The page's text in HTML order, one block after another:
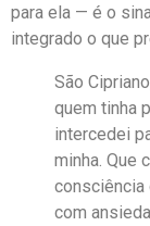
para ela — é o
integrado o que
São
quem tinha
intercedei
minha. Que
com